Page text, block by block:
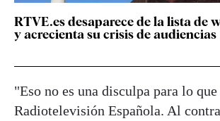
RTVE.es desaparece de la lista de
y acrecienta su crisis de audiencias
"Eso no es una disculpa para lo
Radiotelevisión Española. Al